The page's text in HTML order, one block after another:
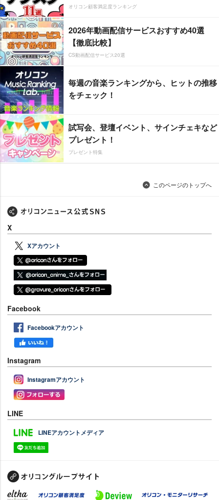
オリコン顧客満足度ランキング
2026年動画配信サービスおすすめ40選
【徹底比較】
CS動画配信サービス20選
毎週の音楽ランキングから、ヒットの推移
をチェック！
試写会、登壇イベント、サインチェキなど
プレゼント！
プレゼント特集
このページのトップへ
X
Xアカウント
Facebook
Facebookアカウント
Instagram
Instagramアカウント
LINE
LINEアカウントメディア